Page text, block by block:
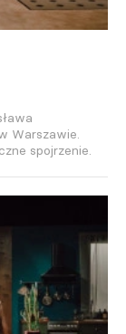
Warszawie.
spojrzenie.